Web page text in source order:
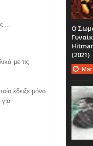
...
με τις
έδειξε μόνο
Ο
(2021)
Mar